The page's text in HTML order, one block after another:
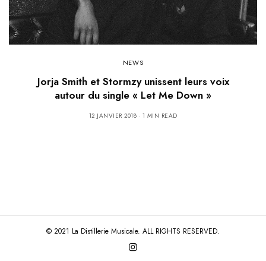
NEWS
Jorja Smith et Stormzy unissent leurs voix
autour du single « Let Me Down »
12 JANVIER 2018 1 MIN READ
© 2021 La Distillerie Musicale. ALL RIGHTS RESERVED.